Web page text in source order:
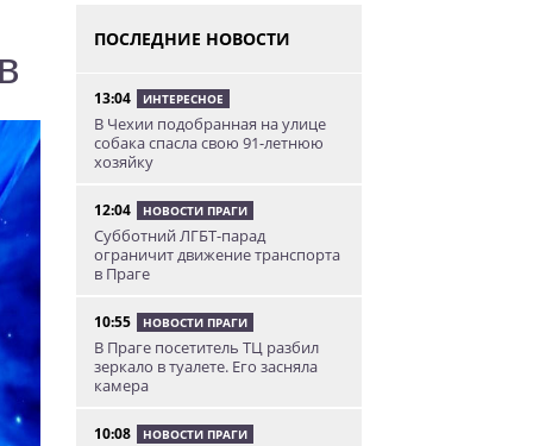
ПОСЛЕДНИЕ НОВОСТИ
13:04 ИНТЕРЕСНОЕ
В Чехии подобранная на улице
собака спасла свою 91-летнюю
хозяйку
12:04 НОВОСТИ ПРАГИ
Субботний ЛГБТ-парад
ограничит движение транспорта
в Праге
10:55 НОВОСТИ ПРАГИ
В Праге посетитель ТЦ разбил
зеркало в туалете. Его засняла
камера
10:08 НОВОСТИ ПРАГИ